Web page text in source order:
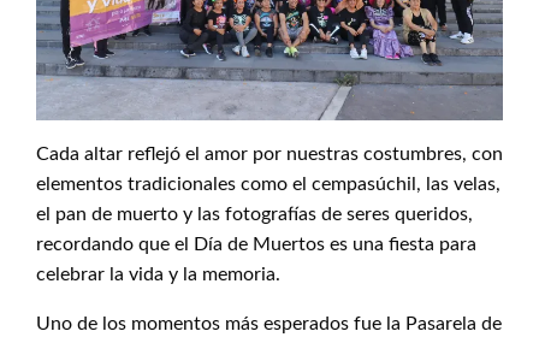
Cada altar reflejó el amor por nuestras costumbres, con
elementos tradicionales como el cempasúchil, las velas,
el pan de muerto y las fotografías de seres queridos,
recordando que el Día de Muertos es una fiesta para
celebrar la vida y la memoria.
Uno de los momentos más esperados fue la Pasarela de